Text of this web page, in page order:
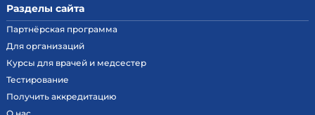
Разделы сайта
Партнёрская программа
Для организаций
Курсы для врачей и медсестер
Тестирование
Получить аккредитацию